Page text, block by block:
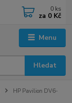
Menu
Hledat
0 ks
za 0 Kč
HP Pavilion DV6-